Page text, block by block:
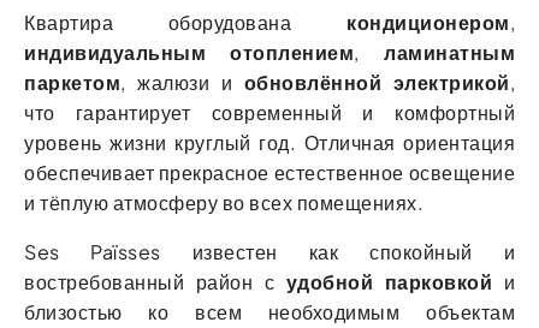
Квартира оборудована кондиционером,
индивидуальным отоплением, ламинатным
паркетом, жалюзи и обновлённой электрикой,
что гарантирует современный и комфортный
уровень жизни круглый год. Отличная ориентация
обеспечивает прекрасное естественное освещение
и тёплую атмосферу во всех помещениях.
Ses Païsses известен как спокойный и
востребованный район с удобной парковкой и
близостью ко всем необходимым объектам